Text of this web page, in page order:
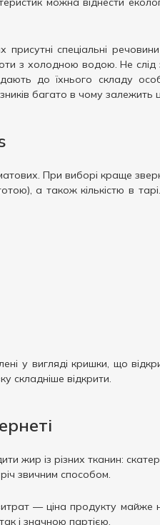
спеціальні
з холодною водою. Не
до їхнього складу
багато в чому залежить
При виборі краще
а також кількістю в
у вигляді кришки, що
складніше відкрити.
жир із різних тканин:
звичним способом.
— ціна продукту майже
і значною партією.